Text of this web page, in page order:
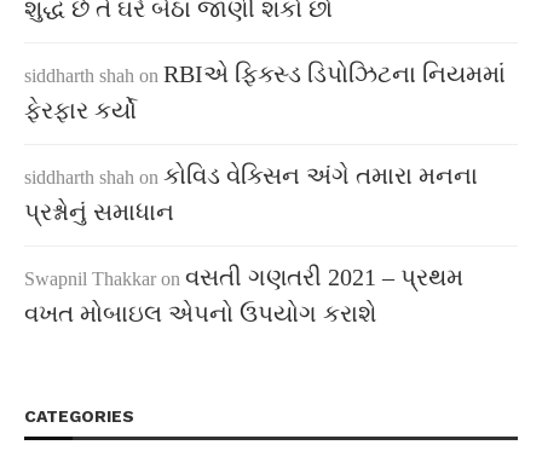
શુદ્ધ છે તે ઘરે બેઠા જાણી શકો છો
siddharth shah on RBIએ ફિક્સ્ડ ડિપોઝિટના નિયમમાં
ફેરફાર કર્યો
siddharth shah on કોવિડ વેક્સિન અંગે તમારા મનના
પ્રશ્નોનું સમાધાન
Swapnil Thakkar on વસતી ગણતરી 2021 – પ્રથમ
વખત મોબાઇલ એપનો ઉપયોગ કરાશે
CATEGORIES